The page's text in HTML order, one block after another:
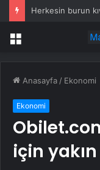
Herkesin burun
Menü
Anasayfa / Ekonomi
Ekonomi
için